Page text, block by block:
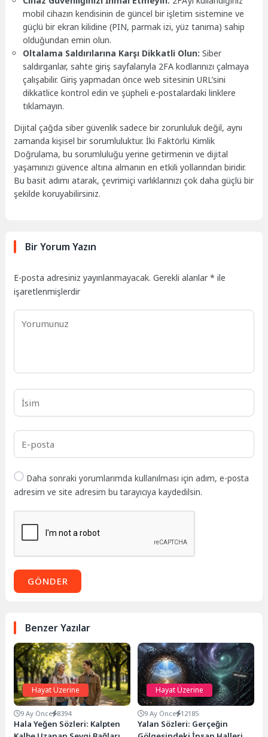
mobil cihazın kendisinin de güncel bir işletim sistemine ve
güçlü bir ekran kilidine (PIN, parmak izi, yüz tanıma) sahip
olduğundan emin olun.
Oltalama Saldırılarına Karşı Dikkatli Olun: Siber
saldırganlar, sahte giriş sayfalarıyla 2FA kodlarınızı çalmaya
çalışabilir. Giriş yapmadan önce web sitesinin URL’sini
dikkatlice kontrol edin ve şüpheli e-postalardaki linklere
tıklamayın.
Dijital çağda siber güvenlik sadece bir zorunluluk değil, aynı
zamanda kişisel bir sorumluluktur. İki Faktörlü Kimlik
Doğrulama, bu sorumluluğu yerine getirmenin ve dijital
yaşamınızı güvence altına almanın en etkili yollarından biridir.
Bu basit adımı atarak, çevrimiçi varlıklarınızı çok daha güçlü bir
şekilde koruyabilirsiniz.
Bir Yorum Yazın
E-posta adresiniz yayınlanmayacak. Gerekli alanlar* ile
işaretlenmişlerdir
Daha sonraki yorumlarımda kullanılması için adım, e-posta
adresim ve site adresim bu tarayıcıya kaydedilsin.
GÖNDER
Benzer Yazılar
Hayat Üzerine
9 Ay Önce 8394
Hala Yeğen Sözleri: Kalpten
Hayat Üzerine
9 Ay Önce 12185
Yalan Sözleri: Gerçeğin